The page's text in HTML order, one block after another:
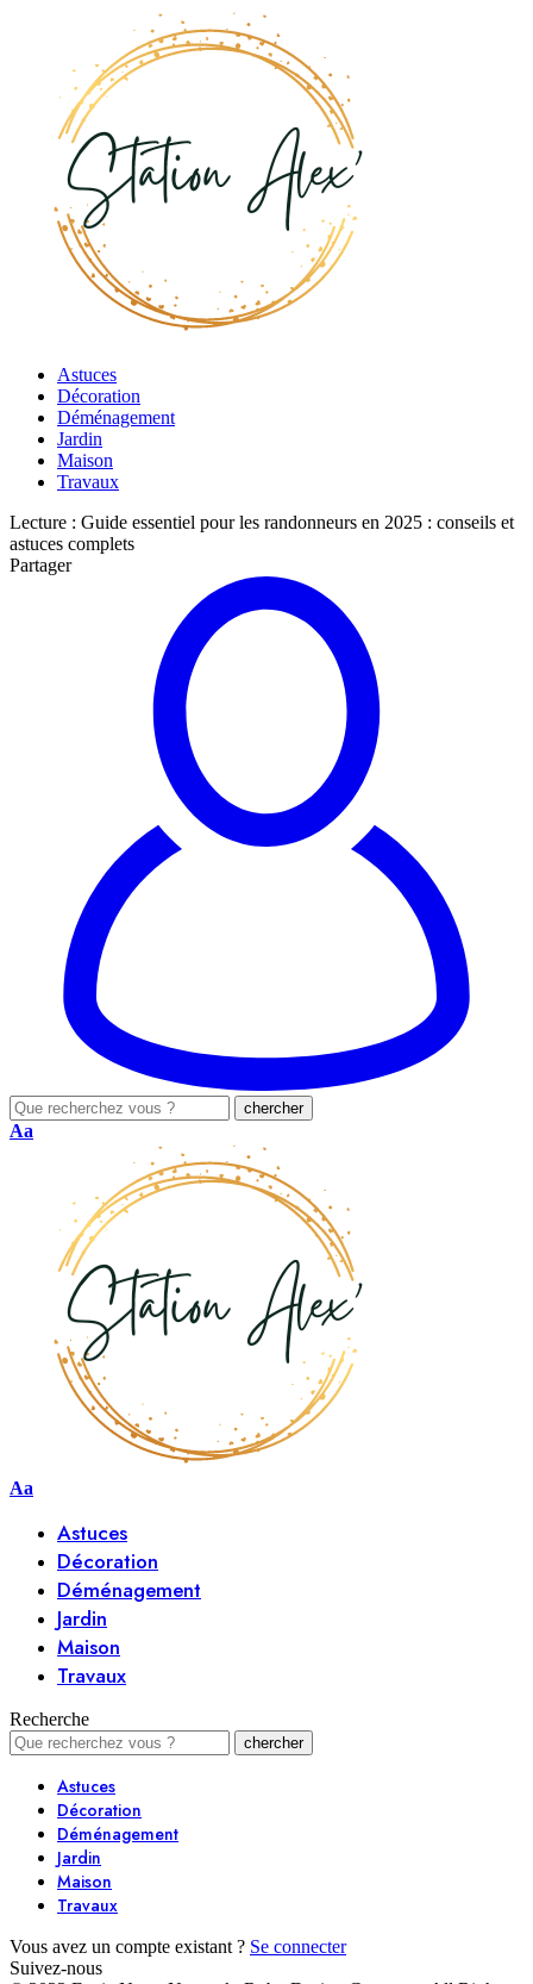
Astuces
Décoration
Déménagement
Jardin
Maison
Travaux
Lecture : Guide essentiel pour les randonneurs en 2025 : conseils et
astuces complets
Partager
Aa
Aa
Astuces
Décoration
Déménagement
Jardin
Maison
Travaux
Recherche
Astuces
Décoration
Déménagement
Jardin
Maison
Travaux
Vous avez un compte existant ? Se connecter
Suivez-nous